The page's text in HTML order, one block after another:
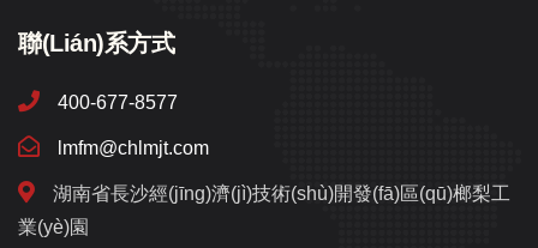
聯(lián)系方式
400-677-8577
lmfm@chlmjt.com
湖南省長沙經(jīng)濟(jì)技術(shù)開發(fā)區(qū)榔梨工
業(yè)園